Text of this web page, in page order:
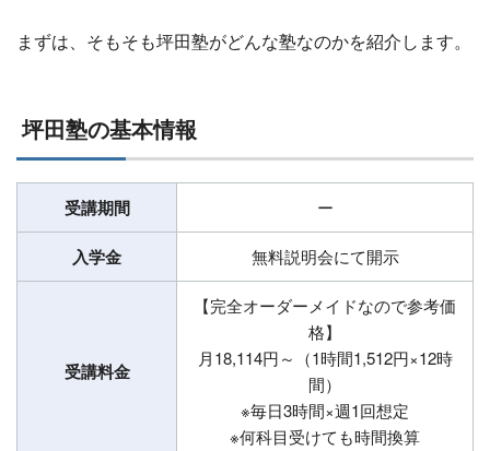
まずは、そもそも坪田塾がどんな塾なのかを紹介します。
坪田塾の基本情報
受講期間 ー
入学金 無料説明会にて開示
受講料金
【完全オーダーメイドなので参考価
格】
月18,114円～（1時間1,512円×12時
間）
※毎日3時間×週1回想定
※何科目受けても時間換算